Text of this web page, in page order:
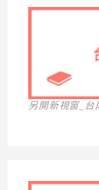
另開新視窗_台